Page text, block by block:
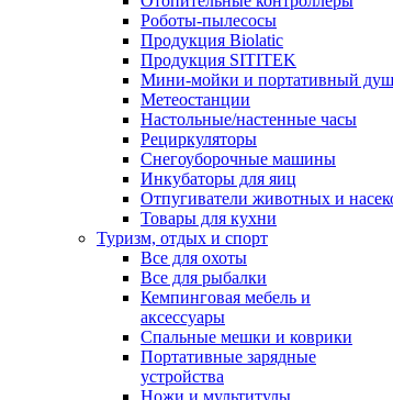
Роботы-пылесосы
Продукция Biolatic
Продукция SITITEK
Мини-мойки и портативный душ
Метеостанции
Настольные/настенные часы
Рециркуляторы
Снегоуборочные машины
Инкубаторы для яиц
Отпугиватели животных и
Товары для кухни
Туризм, отдых и спорт
Все для охоты
Все для рыбалки
Кемпинговая мебель и
аксессуары
Спальные мешки и коврики
Портативные зарядные
устройства
Ножи и мультитулы